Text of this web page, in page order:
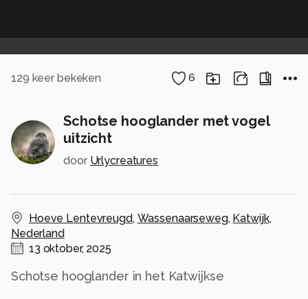
129 keer bekeken 6
Schotse hooglander met vogel
uitzicht
door Urlycreatures
Hoeve Lentevreugd, Wassenaarseweg, Katwijk,
Nederland
13 oktober, 2025
Schotse hooglander in het Katwijkse